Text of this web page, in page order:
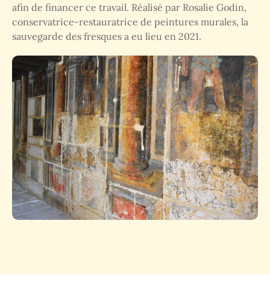
afin de financer ce travail. Réalisé par Rosalie Godin,
conservatrice-restauratrice de peintures murales, la
sauvegarde des fresques a eu lieu en 2021.